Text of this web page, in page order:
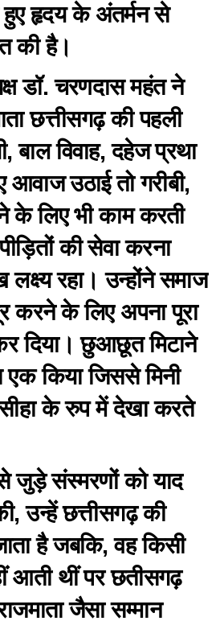
हृदय के अंतर्मन से
की है।
डॉ. चरणदास महंत ने
छत्तीसगढ़ की पहली
बाल विवाह, दहेज प्रथा
उठाई तो गरीबी,
के लिए भी काम करती
की सेवा करना
रहा। उन्होंने समाज
करने के लिए अपना पूरा
दिया। छुआछूत मिटाने
एक किया जिससे मिनी
के रुप में देखा करते
जुड़े संस्मरणों को याद
उन्हें छत्तीसगढ़ की
है जबकि, वह किसी
आती थीं पर छतीसगढ़
जैसा सम्मान